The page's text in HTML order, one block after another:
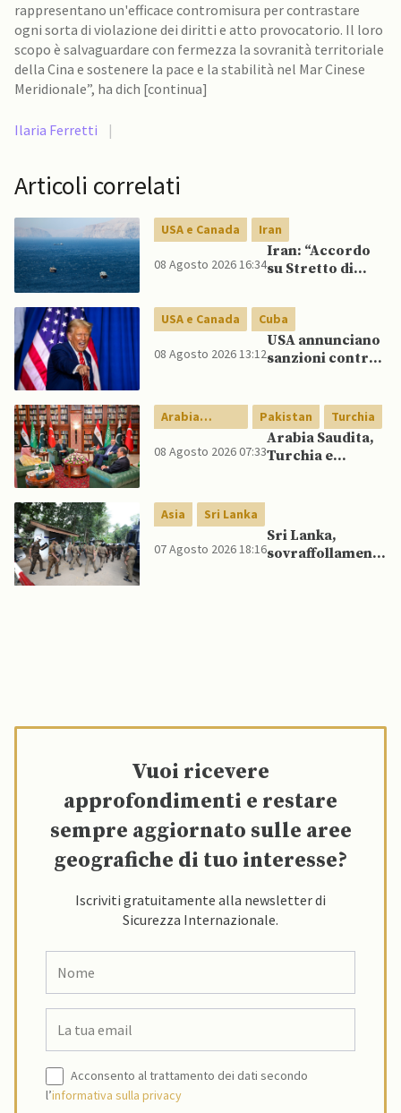
rappresentano un'efficace contromisura per contrastare
ogni sorta di violazione dei diritti e atto provocatorio. Il loro
scopo è salvaguardare con fermezza la sovranità territoriale
della Cina e sostenere la pace e la stabilità nel Mar Cinese
Meridionale”, ha dich [continua]
Ilaria Ferretti |
Articoli correlati
USA e Canada Iran
08 Agosto 2026 16:34
Iran: “Accordo
su Stretto di
ma non aprirà il
canale”
USA e Canada Cuba
08 Agosto 2026 13:12
USA annunciano
sanzioni contro
Arabia
Saudita
Pakistan Turchia
08 Agosto 2026 07:33
Arabia Saudita,
Turchia e
Asia Sri Lanka
07 Agosto 2026 18:16
Sri Lanka,
sovraffollamento
Vuoi ricevere
approfondimenti e restare
sempre aggiornato sulle aree
geografiche di tuo interesse?
Iscriviti gratuitamente alla newsletter di
Sicurezza Internazionale.
Acconsento al trattamento dei dati secondo
l’informativa sulla privacy